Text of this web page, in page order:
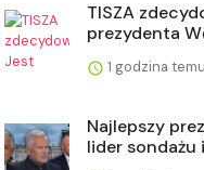
TISZA
prezydenta
1 godzina temu
Najlepszy
lider sondażu